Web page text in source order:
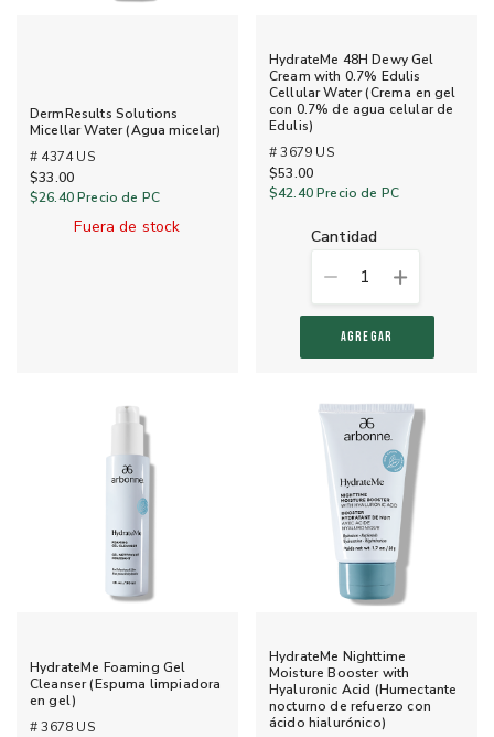
DermResults Solutions
Micellar Water (Agua micelar)
# 4374 US
$33.00
$26.40Precio de PC
Fuera de stock
HydrateMe 48H Dewy Gel
Cream with 0.7% Edulis
Cellular Water (Crema en gel
con 0.7% de agua celular de
Edulis)
# 3679 US
$53.00
$42.40Precio de PC
cantidad
1
AGREGAR
HydrateMe Foaming Gel
Cleanser (Espuma limpiadora
en gel)
# 3678 US
HydrateMe Nighttime
Moisture Booster with
Hyaluronic Acid (Humectante
nocturno de refuerzo con
ácido hialurónico)